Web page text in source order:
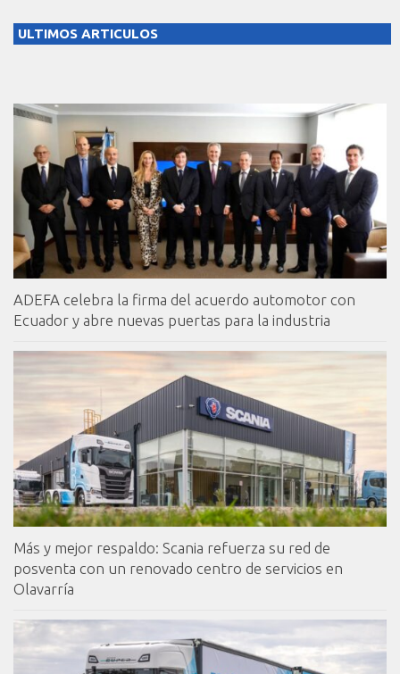
ULTIMOS ARTICULOS
ADEFA celebra la firma del acuerdo automotor con
Ecuador y abre nuevas puertas para la industria
Más y mejor respaldo: Scania refuerza su red de
posventa con un renovado centro de servicios en
Olavarría